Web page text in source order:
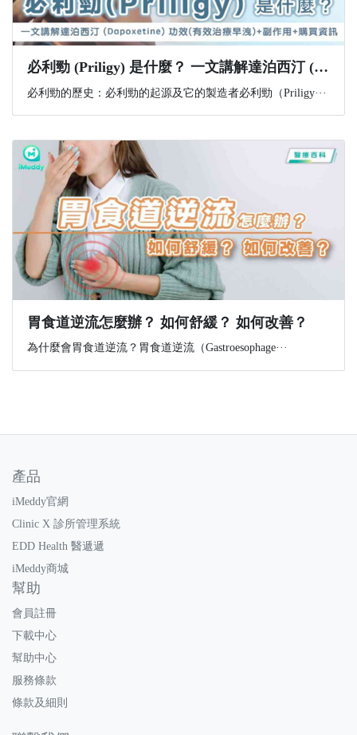
必利勁 (Priligy) 是什麼？ 一文講解達泊西汀 (Dapoxetine) 功效(有效治療早洩)+副作用+購買資訊
必利勁的歷史：必利勁的起源及它的製造者必利勁（Priligy···
胃食道逆流怎麼辦？ 如何舒緩？ 如何改善？
為什麼會胃食道逆流？胃食道逆流（Gastroesophage···
產品
iMeddy官網
Clinic X 診所管理系統
EDD Health 醫遞遞
iMeddy商城
幫助
會員註冊
下載中心
幫助中心
服務條款
條款及細則